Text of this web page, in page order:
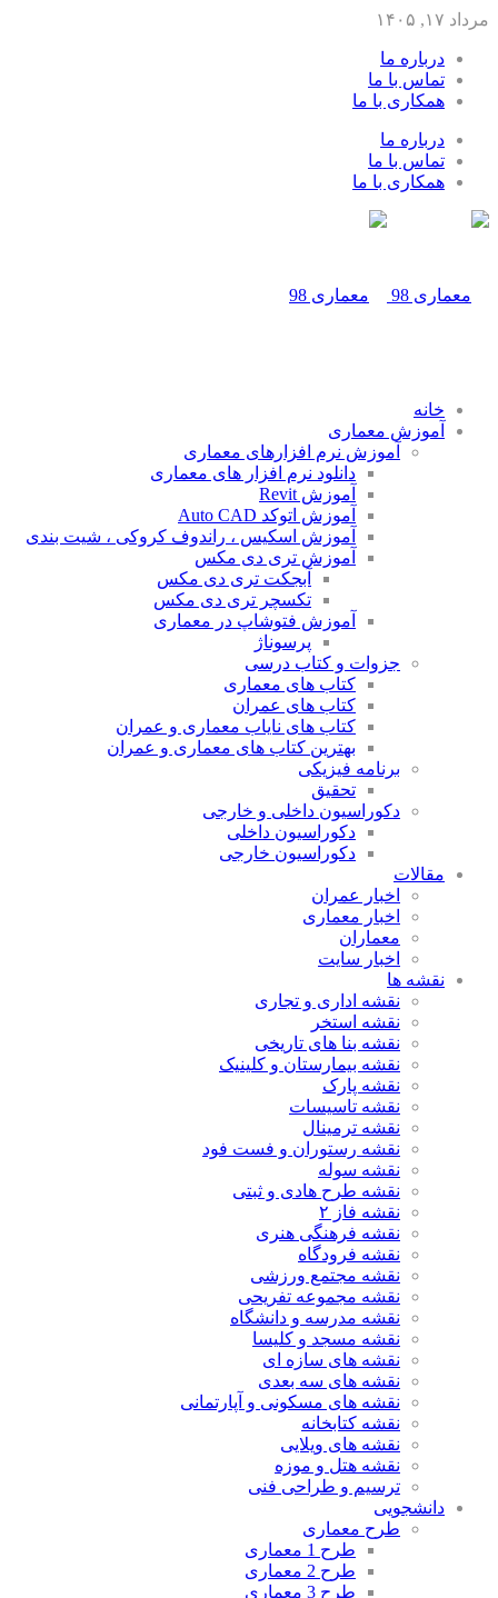
مرداد ۱۷, ۱۴۰۵
درباره ما
تماس با ما
همکاری با ما
درباره ما
تماس با ما
همکاری با ما
خانه
آموزش معماری
آموزش نرم افزارهای معماری
دانلود نرم افزار های معماری
آموزش Revit
آموزش اتوکد Auto CAD
آموزش اسکیس ، راندوف کروکی ، شیت بندی
آموزش تری دی مکس
آبجکت تری دی مکس
تکسچر تری دی مکس
آموزش فتوشاپ در معماری
پرسوناژ
جزوات و کتاب درسی
کتاب های معماری
کتاب های عمران
کتاب های نایاب معماری و عمران
بهترین کتاب های معماری و عمران
برنامه فیزیکی
تحقیق
دکوراسیون داخلی و خارجی
دکوراسیون داخلی
دکوراسیون خارجی
مقالات
اخبار عمران
اخبار معماری
معماران
اخبار سایت
نقشه ها
نقشه اداری و تجاری
نقشه استخر
نقشه بنا های تاریخی
نقشه بیمارستان و کلینیک
نقشه پارک
نقشه تاسیسات
نقشه ترمینال
نقشه رستوران و فست فود
نقشه سوله
نقشه طرح هادی و ثبتی
نقشه فاز ۲
نقشه فرهنگی هنری
نقشه فرودگاه
نقشه مجتمع ورزشی
نقشه مجموعه تفریحی
نقشه مدرسه و دانشگاه
نقشه مسجد و کلیسا
نقشه های سازه ای
نقشه های سه بعدی
نقشه های مسکونی و آپارتمانی
نقشه کتابخانه
نقشه های ویلایی
نقشه هتل و موزه
ترسیم و طراحی فنی
دانشجویی
طرح معماری
طرح 1 معماری
طرح 2 معماری
طرح 3 معماری